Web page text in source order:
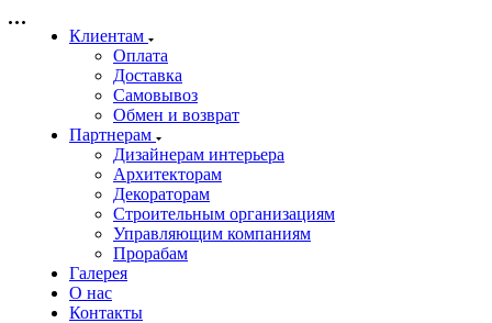
Клиентам
Оплата
Доставка
Самовывоз
Обмен и возврат
Партнерам
Дизайнерам интерьера
Архитекторам
Декораторам
Строительным организациям
Управляющим компаниям
Прорабам
Галерея
О нас
Контакты